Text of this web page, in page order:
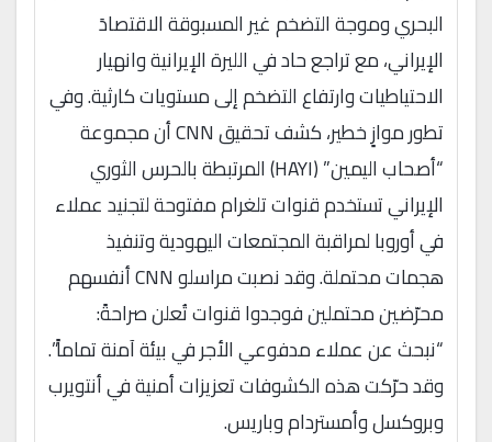
البحري وموجة التضخم غير المسبوقة الاقتصادَ
الإيراني، مع تراجع حاد في الليرة الإيرانية وانهيار
الاحتياطيات وارتفاع التضخم إلى مستويات كارثية. وفي
تطور موازٍ خطير، كشف تحقيق CNN أن مجموعة
“أصحاب اليمين” (HAYI) المرتبطة بالحرس الثوري
الإيراني تستخدم قنوات تلغرام مفتوحة لتجنيد عملاء
في أوروبا لمراقبة المجتمعات اليهودية وتنفيذ
هجمات محتملة. وقد نصبت مراسلو CNN أنفسهم
محرّضين محتملين فوجدوا قنوات تُعلن صراحةً:
“نبحث عن عملاء مدفوعي الأجر في بيئة آمنة تماماً”.
وقد حرّكت هذه الكشوفات تعزيزات أمنية في أنتويرب
وبروكسل وأمستردام وباريس.